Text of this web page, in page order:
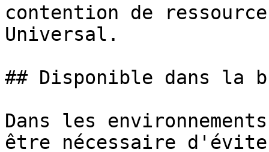
contention de
Universal.
## Disponible dans la
Dans les
être nécessaire